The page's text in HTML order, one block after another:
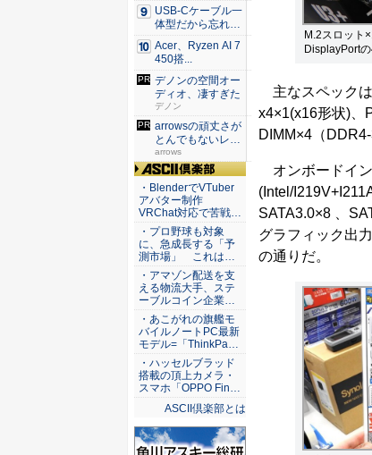
M.2スロット
DisplayPort
主なスペック
x4×1(x16形状)、
DIMM×4（
オンボードイン
(Intel/
SATA3.0×8 、
グラフィック出
の通りだ。
USB-Cケーブル一
体型だから忘れな
い！...
Acer、Ryzen AI 7
450搭...
デノンの空間オー
ディオ、凄すぎた
デノン
arrowsの頑丈さが
とんでもないレベ
ル...
arrows
ASCII倶楽部
・BlenderでVTuber
アバター制作
VRChat対応で苦戦…
・プロ野球も対象
に、急成長する「予
測市場」 これは…
・アマゾン配送を支
える物流大手、ステ
ーブルコイン企業…
・あこがれの旗艦モ
バイルノートPC最新
モデル=「ThinkPa…
・ハッセルブラッド
搭載の頂上カメラ・
スマホ「OPPO Fin…
ASCII倶楽部とは